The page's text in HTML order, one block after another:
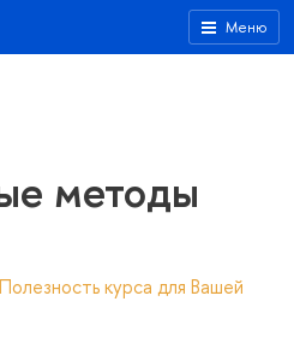
Меню
методы
курса для Вашей